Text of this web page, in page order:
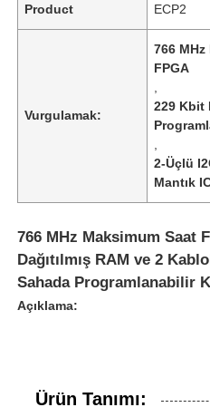
Product ECP2
Vurgulamak:
766 MHz
FPGA
229 Kbit
2-Üçlü
Mantık
766 MHz Maksimum Saat
Dağıtılmış RAM ve 2
Sahada Programlanabilir
Açıklama:
Ürün Tanımı: